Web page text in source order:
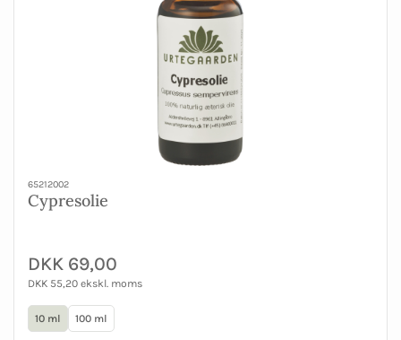
65212002
Cypresolie
DKK 69,00
DKK 55,20 ekskl. moms
10 ml 100 ml